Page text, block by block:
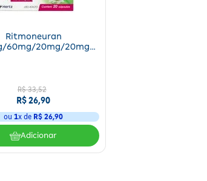
Ritmoneuran
60mg/20mg/20mg
R$ 33,52
R$26,90
ou1x de R$ 26,90
Adicionar